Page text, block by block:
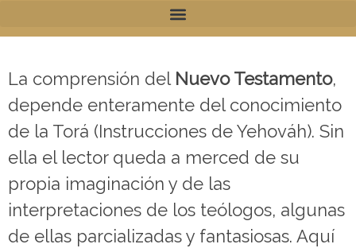
Siguien
do el
Rastro
de la
Torá
La comprensión del Nuevo Testamento,
depende enteramente del conocimiento
de la Torá (Instrucciones de Yehováh). Sin
ella el lector queda a merced de su
propia imaginación y de las
interpretaciones de los teólogos, algunas
de ellas parcializadas y fantasiosas. Aquí